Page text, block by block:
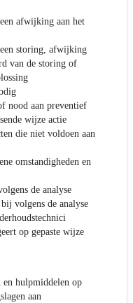
afwijking aan het
storing, afwijking
van de storing of
nood aan preventief
wijze actie
die niet voldoen aan
omstandigheden en
de analyse
volgens de analyse
op gepaste wijze
en hulpmiddelen op
aan